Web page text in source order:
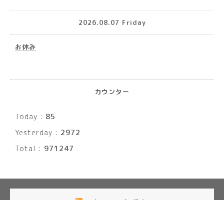
2026.08.07 Friday
お休み
カウンター
Today : 85
Yesterday : 2972
Total : 971247